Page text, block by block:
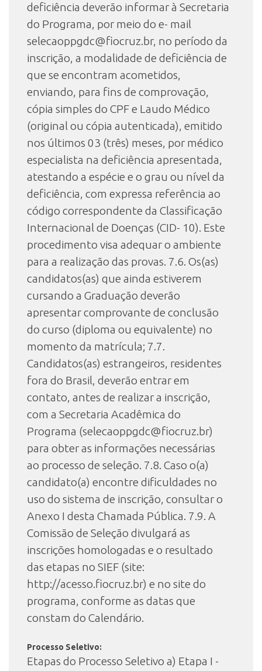
deficiência deverão informar à Secretaria
do Programa, por meio do e- mail
selecaoppgdc@fiocruz.br, no período da
inscrição, a modalidade de deficiência de
que se encontram acometidos,
enviando, para fins de comprovação,
cópia simples do CPF e Laudo Médico
(original ou cópia autenticada), emitido
nos últimos 03 (três) meses, por médico
especialista na deficiência apresentada,
atestando a espécie e o grau ou nível da
deficiência, com expressa referência ao
código correspondente da Classificação
Internacional de Doenças (CID- 10). Este
procedimento visa adequar o ambiente
para a realização das provas. 7.6. Os(as)
candidatos(as) que ainda estiverem
cursando a Graduação deverão
apresentar comprovante de conclusão
do curso (diploma ou equivalente) no
momento da matrícula; 7.7.
Candidatos(as) estrangeiros, residentes
fora do Brasil, deverão entrar em
contato, antes de realizar a inscrição,
com a Secretaria Acadêmica do
Programa (selecaoppgdc@fiocruz.br)
para obter as informações necessárias
ao processo de seleção. 7.8. Caso o(a)
candidato(a) encontre dificuldades no
uso do sistema de inscrição, consultar o
Anexo I desta Chamada Pública. 7.9. A
Comissão de Seleção divulgará as
inscrições homologadas e o resultado
das etapas no SIEF (site:
http://acesso.fiocruz.br) e no site do
programa, conforme as datas que
constam do Calendário.
Processo Seletivo:
Etapas do Processo Seletivo a) Etapa I -